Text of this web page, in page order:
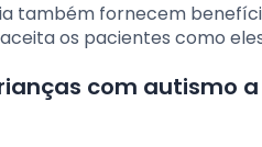
também fornecem
os pacientes como
com autismo